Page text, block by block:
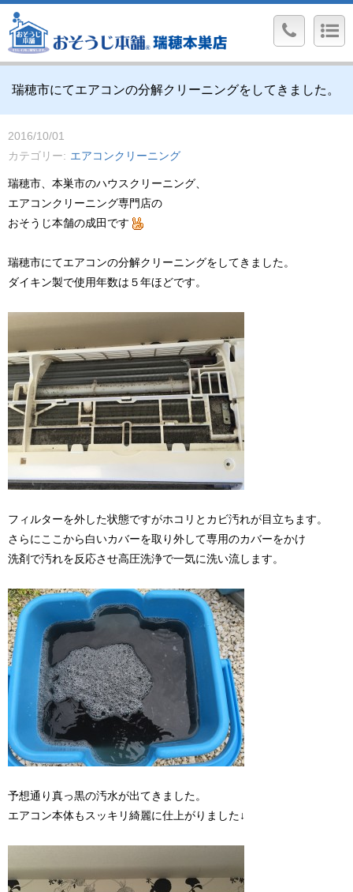
瑞穂市にてエアコンの分解クリーニングをしてきました。
2016/10/01
カテゴリー
エアコンクリーニング
瑞穂市、本巣市のハウスクリーニング、
エアコンクリーニング専門店の
おそうじ本舗の成田です
瑞穂市にてエアコンの分解クリーニングをしてきました。
ダイキン製で使用年数は５年ほどです。
フィルターを外した状態ですがホコリとカビ汚れが目立ちます。
さらにここから白いカバーを取り外して専用のカバーをかけ
洗剤で汚れを反応させ高圧洗浄で一気に洗い流します。
予想通り真っ黒の汚水が出てきました。
エアコン本体もスッキリ綺麗に仕上がりました↓